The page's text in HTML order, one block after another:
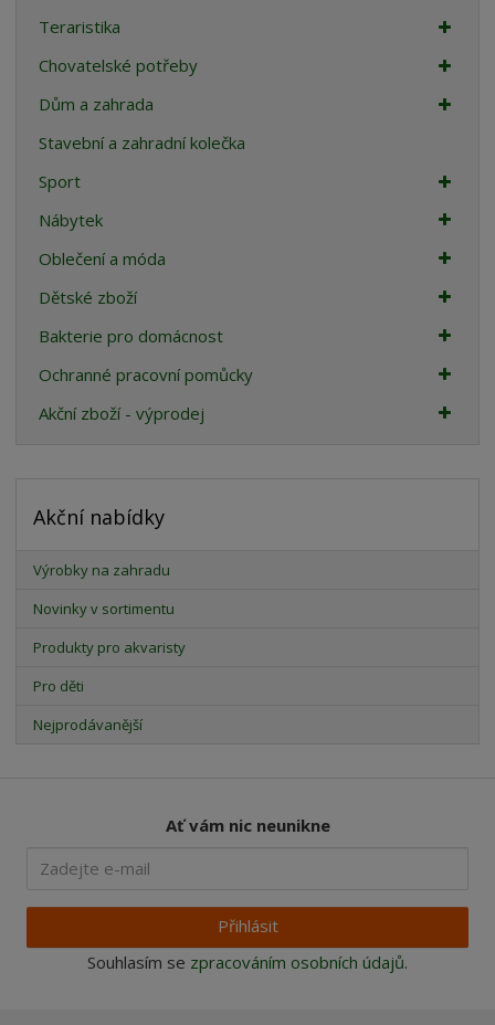
Teraristika
Chovatelské potřeby
Dům a zahrada
Stavební a zahradní kolečka
Sport
Nábytek
Oblečení a móda
Dětské zboží
Bakterie pro domácnost
Ochranné pracovní pomůcky
Akční zboží - výprodej
Akční nabídky
Výrobky na zahradu
Novinky v sortimentu
Produkty pro akvaristy
Pro děti
Nejprodávanější
Ať vám nic neunikne
Přihlásit
Souhlasím se zpracováním osobních údajů.